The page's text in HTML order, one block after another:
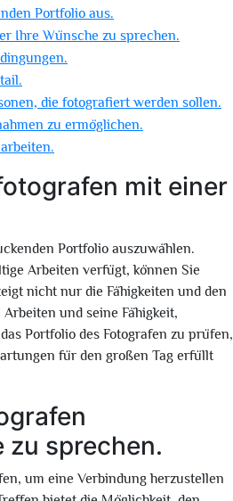
Portfolio aus.
Ihre Wünsche zu sprechen.
die fotografiert werden sollen.
zu ermöglichen.
mit einer
Portfolio auszuwählen.
Arbeiten verfügt, können Sie
nicht nur die Fähigkeiten und den
und seine Fähigkeit,
Portfolio des Fotografen zu prüfen,
für den großen Tag erfüllt
zu sprechen.
um eine Verbindung herzustellen